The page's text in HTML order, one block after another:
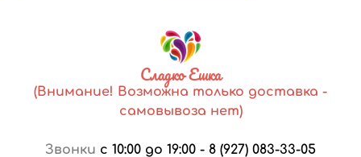
Сладко Ешка
(Внимание! Возможна только доставка -
самовывоза нет)
Звонки с 10:00 до 19:00 - 8 (927) 083-33-05